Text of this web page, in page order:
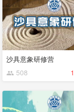
沙具意象研修营
508